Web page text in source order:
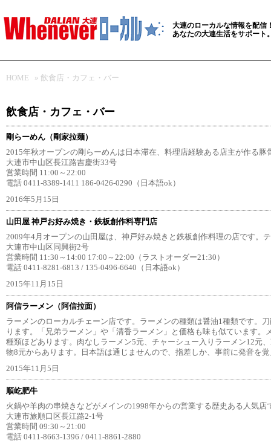
大連のローカルな情報を配信
あなたの大連生活をサポート
HOME » 飲食店・カフェ・バー
飲食店・カフェ・バー
剛らーめん（剛家拉麺）
2015年秋オープンの剛らーめんは日本滞在、料理店経験ある店主が作る豚
大連市中山区長江路吉慶街33号
営業時間 11:00～22:00
電話 0411-8389-1411 186-0426-0290（日本語ok）
2016年5月15日
山田屋 神戸お好み焼き・鉄板創作料専門店
2009年4月オープンの山田屋は、神戸好み焼きと鉄板創作料理の店です。
大連市中山区同興街2号
営業時間 11:30～14:00 17:00～22:00（ラストオーダー21:30）
電話 0411-8281-6813 / 135-0496-6640（日本語ok）
2015年11月15日
阿信ラーメン（阿信拉面）
ラーメンのローカルチェーン店です。ラーメンの種類は醤油1種類です。
ります。「兄弟ラーメン」や「清香ラーメン」と価格も味も似ています。
種類ほどあります。肉なしラーメン5元、チャーシュー入りラーメン12元
物8元からあります。日本語は通じませんので、指差しか、事前に発音を
2015年11月5日
順屹肥牛
火鍋や羊肉の串焼きなどがメインの1998年からの営業する歴史ある人気店
大連市旅順口区長江路2-1号
営業時間 09:30～21:00
電話 0411-8663-1396 / 0411-8861-2880